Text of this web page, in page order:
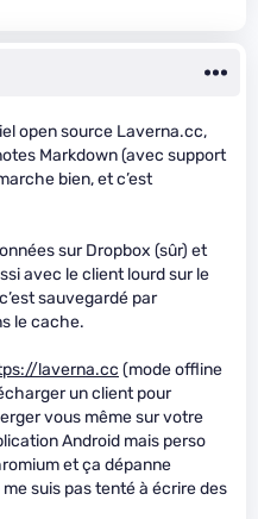
open source Laverna.cc,
Markdown (avec support
bien, et c’est
sur Dropbox (sûr) et
avec le client lourd sur le
sauvegardé par
le cache.
laverna.cc (mode offline
un client pour
vous même sur votre
Android mais perso
et ça dépanne
me suis pas tenté à écrire des